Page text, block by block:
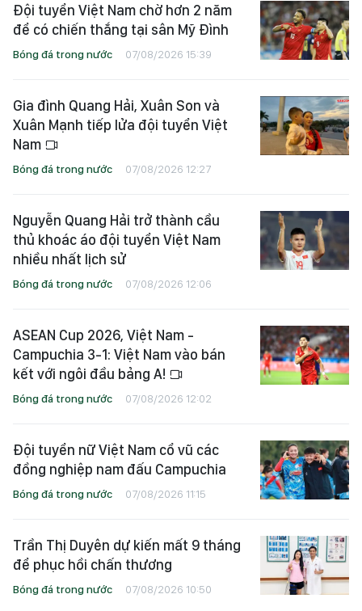
Đội tuyển Việt Nam chờ hơn 2 năm
để có chiến thắng tại sân Mỹ Đình
Bóng đá trong nước 07/08/2026 15:39
Gia đình Quang Hải, Xuân Son và
Xuân Mạnh tiếp lửa đội tuyển Việt
Nam
Bóng đá trong nước 07/08/2026 12:27
Nguyễn Quang Hải trở thành cầu
thủ khoác áo đội tuyển Việt Nam
nhiều nhất lịch sử
Bóng đá trong nước 07/08/2026 12:06
ASEAN Cup 2026, Việt Nam -
Campuchia 3-1: Việt Nam vào bán
kết với ngôi đầu bảng A!
Bóng đá trong nước 07/08/2026 12:02
Đội tuyển nữ Việt Nam cổ vũ các
đồng nghiệp nam đấu Campuchia
Bóng đá trong nước 07/08/2026 11:15
Trần Thị Duyên dự kiến mất 9 tháng
để phục hồi chấn thương
Bóng đá trong nước 07/08/2026 10:50